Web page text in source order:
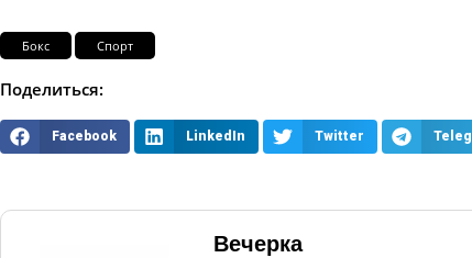
Бокс Спорт
Поделиться:
Facebook LinkedIn Twitter
Вечерка